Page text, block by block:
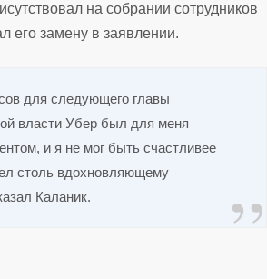
на собрании сотрудников
его замену в заявлении.
для следующего главы
власти Убер был для меня
и я не мог быть счастливее
столь вдохновляющему
Каланик.